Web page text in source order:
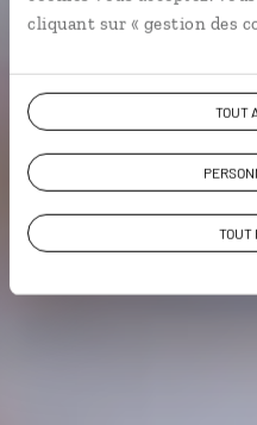
cliquant sur « gestion des
TOUT
TOUT
VOIR LA